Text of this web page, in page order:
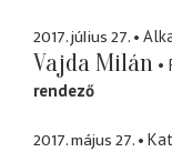
2017. július 27.
Vajda Milán
rendező
2017. május 27.